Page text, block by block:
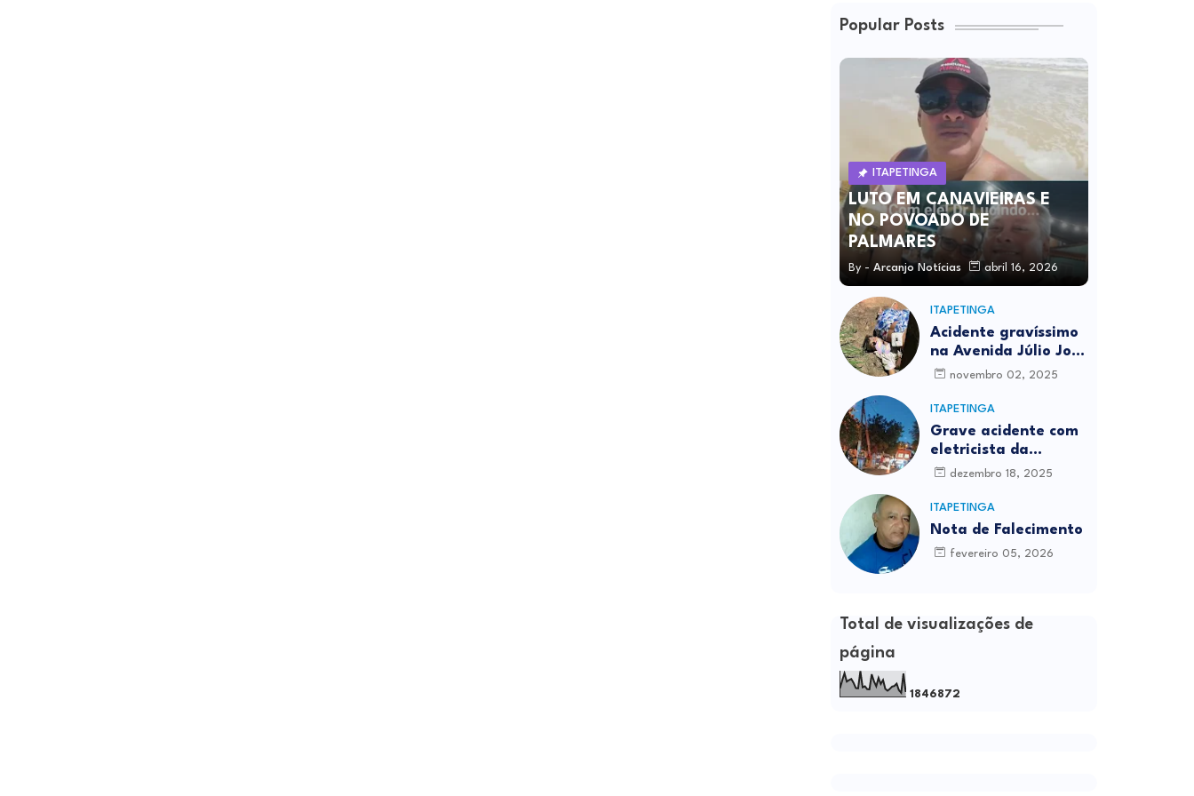
Popular Posts
ITAPETINGA
LUTO EM CANAVIEIRAS E
NO POVOADO DE
PALMARES
By - Arcanjo Notícias abril 16, 2026
ITAPETINGA
Acidente gravíssimo
na Avenida Júlio José
Rodrigues deixa um
novembro 02, 2025
ITAPETINGA
Grave acidente com
eletricista da
Prefeitura é
Itapetinga
dezembro 18, 2025
ITAPETINGA
Nota de Falecimento
fevereiro 05, 2026
Total de visualizações de
página
1 846872